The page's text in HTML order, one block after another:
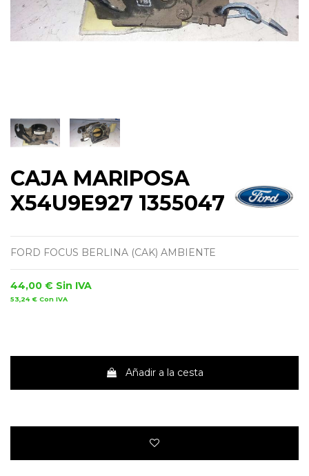
CAJA MARIPOSA
X54U9E927 1355047
FORD FOCUS BERLINA (CAK) AMBIENTE
44,00 € Sin IVA
53,24 € Con IVA
Añadir a la cesta